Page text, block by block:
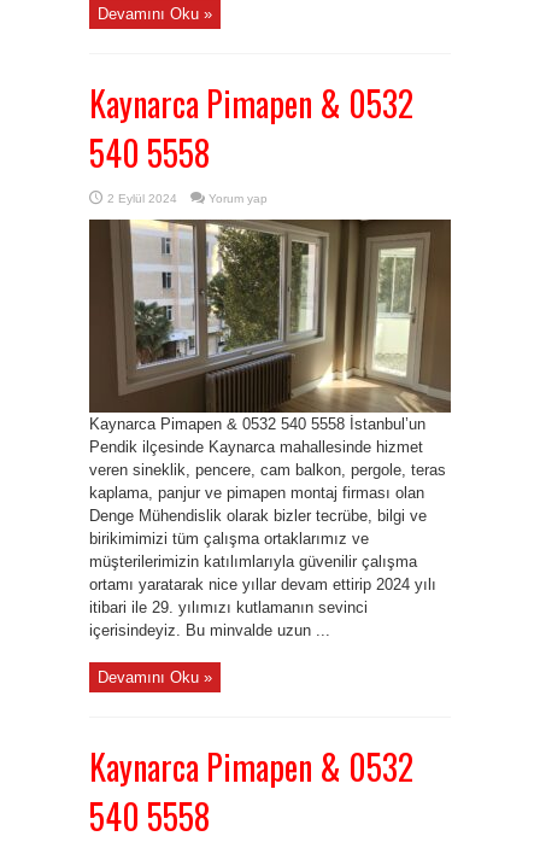
Devamını Oku »
Kaynarca Pimapen & 0532
540 5558
2 Eylül 2024 Yorum yap
Kaynarca Pimapen & 0532 540 5558 İstanbul’un
Pendik ilçesinde Kaynarca mahallesinde hizmet
veren sineklik, pencere, cam balkon, pergole, teras
kaplama, panjur ve pimapen montaj firması olan
Denge Mühendislik olarak bizler tecrübe, bilgi ve
birikimimizi tüm çalışma ortaklarımız ve
müşterilerimizin katılımlarıyla güvenilir çalışma
ortamı yaratarak nice yıllar devam ettirip 2024 yılı
itibari ile 29. yılımızı kutlamanın sevinci
içerisindeyiz. Bu minvalde uzun ...
Devamını Oku »
Kaynarca Pimapen & 0532
540 5558